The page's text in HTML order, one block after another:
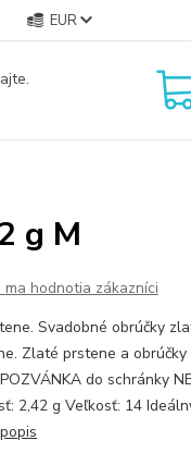
EUR
g M
ma hodnotia zákazníci
Svadobné obrúčky
Zlaté prstene a obrúčky
do schránky
2,42 g Veľkosť: 14